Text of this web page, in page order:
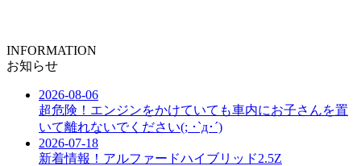
INFORMATION
お知らせ
2026-08-06
超危険！エンジンをかけていても車内にお子さんを置
いて離れないでください(; ･`д･´)
2026-07-18
新着情報！アルファードハイブリッド2.5Z